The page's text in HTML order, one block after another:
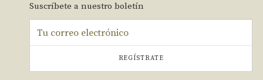
Suscríbete a nuestro boletín
REGÍSTRATE